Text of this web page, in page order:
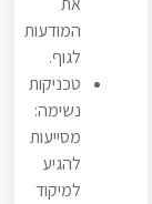
המודעות
לגוף.
טכניקות
נשימה:
מסייעות
להגיע
למיקוד